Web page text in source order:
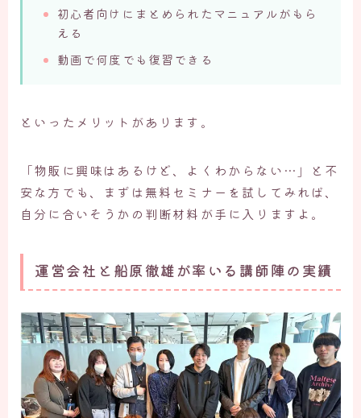
初心者向けにまとめられたマニュアルがもら
える
動画で何度でも復習できる
といったメリットがあります。
「物販に興味はあるけど、よくわからない…」と不
安な方でも、まずは無料セミナーを試してみれば、
自分に合いそうかの判断材料が手に入りますよ。
運営会社と船原徹雄が率いる講師陣の実績